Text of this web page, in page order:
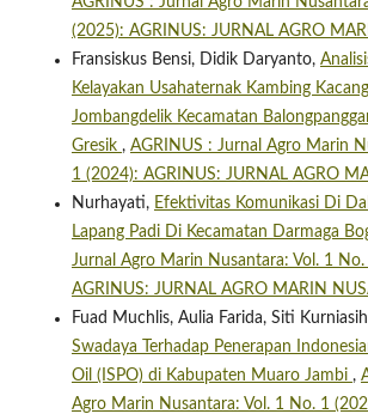
(2025): AGRINUS: JURNAL AGRO
Fransiskus Bensi, Didik Daryanto,
Kelayakan Usahaternak Kambing
Jombangdelik Kecamatan
Gresik , AGRINUS : Jurnal Agro Marin
1 (2024): AGRINUS: JURNAL AGRO
Nurhayati, Efektivitas Komunikasi Di
Lapang Padi Di Kecamatan Darmaga
Jurnal Agro Marin Nusantara: Vol. 1
AGRINUS: JURNAL AGRO MARIN
Fuad Muchlis, Aulia Farida, Siti
Swadaya Terhadap Penerapan
Oil (ISPO) di Kabupaten Muaro Jambi ,
Agro Marin Nusantara: Vol. 1 No. 1